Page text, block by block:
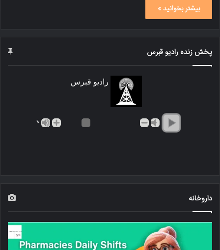
بیشتر بخوانید »
پخش زنده رادیو قبرس
رادیو قبرس
*
داروخانه